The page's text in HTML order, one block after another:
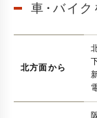
車・バイク
北方面から